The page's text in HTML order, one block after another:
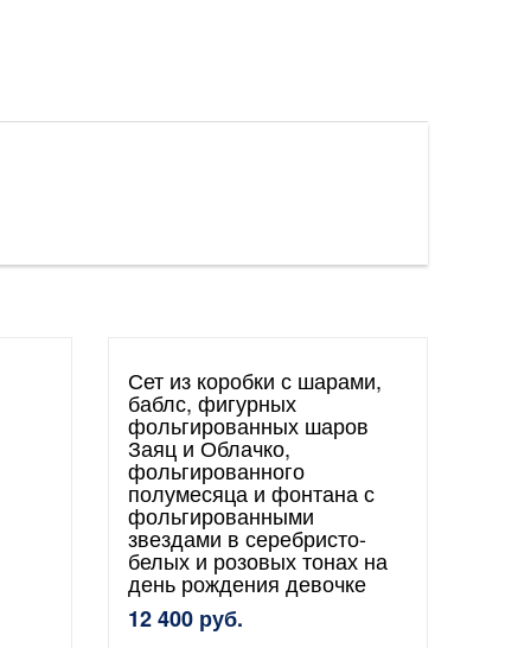
Сет из коробки с шарами,
баблс, фигурных
фольгированных шаров
Заяц и Облачко,
фольгированного
полумесяца и фонтана с
фольгированными
звездами в серебристо-
белых и розовых тонах на
день рождения девочке
12 400 руб.